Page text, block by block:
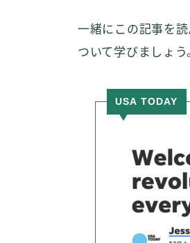
一緒にこの記事を
ついて学びましょ
USA TODAY